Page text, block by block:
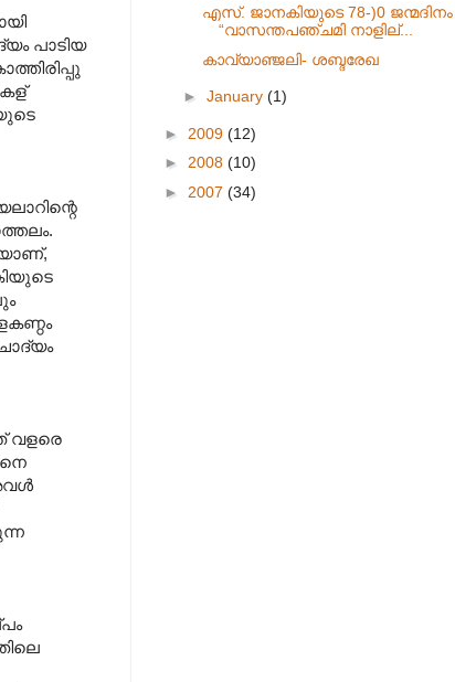
പാടിയ
വളരെ
എസ്. ജാനകിയുടെ 78-)0 ജന്മദിനം
“വാസന്തപഞ്ചമി നാളില്...
കാവ്യാഞ്ജലി- ശബ്ദരേഖ
► January (1)
► 2009 (12)
► 2008 (10)
► 2007 (34)